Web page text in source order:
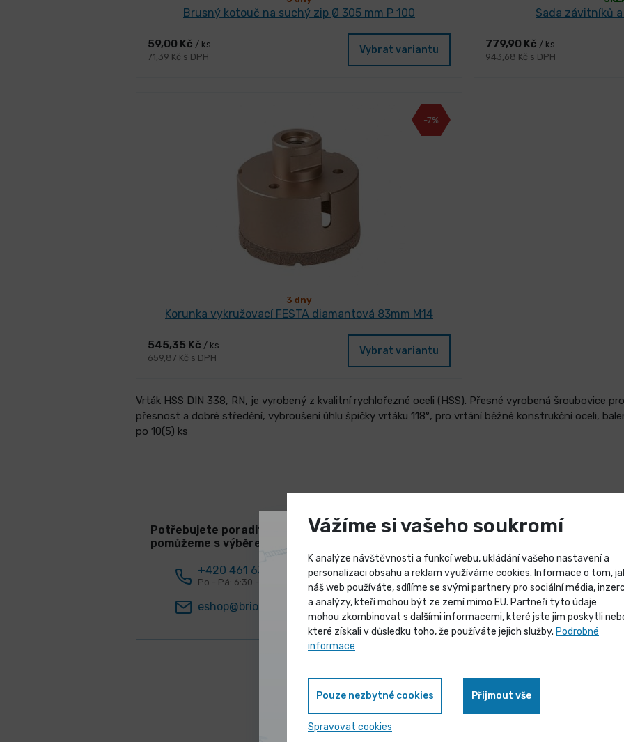
Brusný kotouč na suchý zip Ø 305 mm P 100
59,00 Kč / ks
71,39 Kč s DPH
Vybrat variantu
Sada závitníků
779,90 Kč / ks
943,68 Kč s DPH
-7%
3 dny
Korunka vykružovací FESTA diamantová 83mm M14
545,35 Kč / ks
659,87 Kč s DPH
Vybrat variantu
Vrták HSS DIN 338, RN, je vyrobený z kvalitní rychlořezné oceli (HSS). Přesné vyrobená šroubovice
přesnost a dobré středění, vybroušení úhlu špičky vrtáku 118°, pro vrtání běžné konstrukční oceli,
po 10(5) ks
Potřebujete poradit? Rádi Vám
pomůžeme s výběrem!
+420 461 634 161
Po - Pá: 6:30 - 15:00 hod.
eshop@briol.cz
Vážíme si vašeho soukromí
K analýze návštěvnosti a funkcí webu, ukládání vašeho nastavení a
personalizaci obsahu a reklam využíváme cookies. Informace o tom,
náš web používáte, sdílíme se svými partnery pro sociální média,
a analýzy, kteří mohou být ze zemí mimo EU. Partneři tyto údaje
mohou zkombinovat s dalšími informacemi, které jste jim poskytli
které získali v důsledku toho, že používáte jejich služby. Podrobné
informace
Pouze nezbytné cookies Přijmout vše
Spravovat cookies
Výprodej skladových